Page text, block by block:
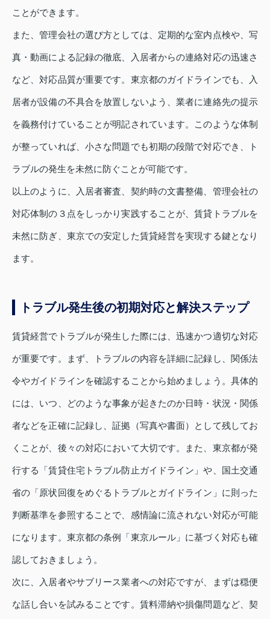
ことができます。
また、管理会社の選び方としては、定期的な室内点検や、写
真・動画による記録の徹底、入居者からの連絡対応の迅速さ
など、対応品質が重要です。東京都のガイドラインでも、入
居者が設備の不具合を放置しないよう、業者に連絡先の提示
を義務付けていることが明記されています。このような体制
が整っていれば、小さな問題でも初期の段階で対応でき、ト
ラブルの発生を未然に防ぐことが可能です。
以上のように、入居者審査、契約時の文書整備、管理会社の
対応体制の３点をしっかり実践することが、賃貸トラブルを
未然に防ぎ、東京での安定した賃貸経営を実現する鍵となり
ます。
トラブル発生後の初期対応と解決ステップ
賃貸経営でトラブルが発生した際には、迅速かつ適切な対応
が重要です。まず、トラブルの内容を詳細に記録し、関係法
令やガイドラインを確認することから始めましょう。具体的
には、いつ、どのような事象が起きたのか日時・状況・関係
者などを正確に記録し、証拠（写真や書面）として残してお
くことが、後々の対応において大切です。また、東京都が発
行する「賃貸住宅トラブル防止ガイドライン」や、国土交通
省の「原状回復をめぐるトラブルとガイドライン」に則った
判断基準を参照することで、感情論に流されない対応が可能
になります。東京都の条例「東京ルール」に基づく対応も確
認しておきましょう。
次に、入居者やサブリース業者への対応ですが、まずは穏便
な話し合いを試みることです。賃料滞納や損傷問題など、契